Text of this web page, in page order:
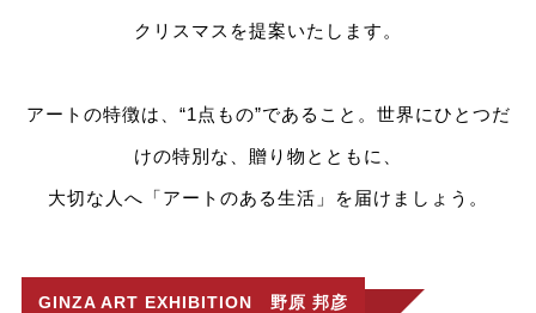
クリスマスを提案いたします。
アートの特徴は、“1点もの”であること。世界にひとつだ
けの特別な、贈り物とともに、
大切な人へ「アートのある生活」を届けましょう。
GINZA ART EXHIBITION 野原 邦彦